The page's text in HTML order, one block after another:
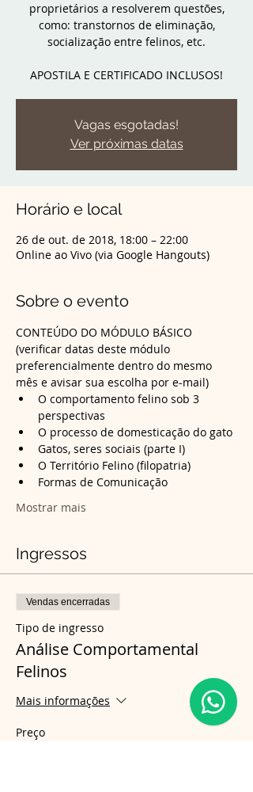
proprietários a resolverem questões,
como: transtornos de eliminação,
socialização entre felinos, etc.
APOSTILA E CERTIFICADO INCLUSOS!
Vagas esgotadas!
Ver próximas datas
Horário e local
26 de out. de 2018, 18:00 – 22:00
Online ao Vivo (via Google Hangouts)
Sobre o evento
CONTEÚDO DO MÓDULO BÁSICO
(verificar datas deste módulo
preferencialmente dentro do mesmo
mês e avisar sua escolha por e-mail)
O comportamento felino sob 3
Formas de Comunicação
Mostrar mais
Ingressos
Vendas encerradas
Tipo de ingresso
Análise Comportamental
Felinos
Mais informações
Preço